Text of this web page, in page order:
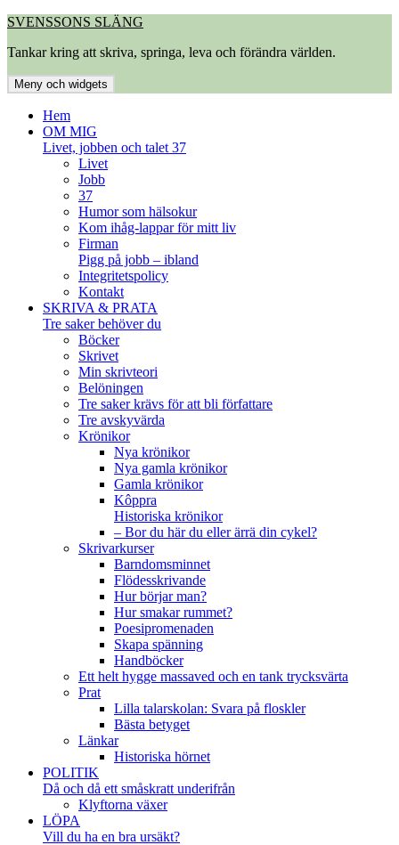
Hoppa
innehåll
SVENSSONS SLÄNG
Tankar kring att skriva, springa, leva och förändra världen.
Meny och widgets
Hem
OM MIG
Livet, jobben och talet 37
Livet
Jobb
37
Humor som hälsokur
Kom ihåg-lappar för mitt liv
Firman
Pigg på jobb – ibland
Integritetspolicy
Kontakt
SKRIVA & PRATA
Tre saker behöver du
Böcker
Skrivet
Min skrivteori
Belöningen
Tre saker krävs för att bli författare
Tre avskyvärda
Krönikor
Nya krönikor
Nya gamla krönikor
Gamla krönikor
Kôppra
Historiska krönikor
– Bor du här du eller ärrä din cykel?
Skrivarkurser
Barndomsminnet
Flödesskrivande
Hur börjar man?
Hur smakar rummet?
Poesipromenaden
Skapa spänning
Handböcker
Ett helt hygge massaved och en tank trycksvärta
Prat
Lilla talarskolan: Svara på floskler
Bästa betyget
Länkar
Historiska hörnet
POLITIK
Då och då ett småskratt underifrån
Klyftorna växer
LÖPA
Vill du ha en bra ursäkt?